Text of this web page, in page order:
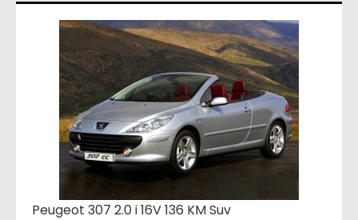
Peugeot 307 2.0 i 16V 136 KM Suv